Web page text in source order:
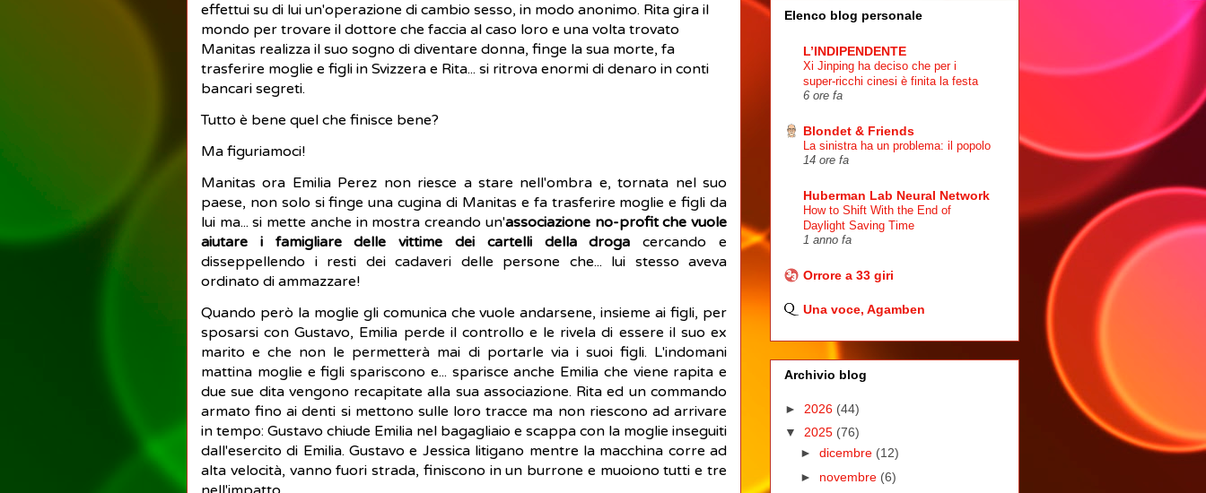
effettui su di lui un'operazione di cambio sesso, in modo anonimo. Rita gira il
mondo per trovare il dottore che faccia al caso loro e una volta trovato
Manitas realizza il suo sogno di diventare donna, finge la sua morte, fa
trasferire moglie e figli in Svizzera e Rita... si ritrova enormi di denaro in conti
bancari segreti.
Tutto è bene quel che finisce bene?
Ma figuriamoci!
Manitas ora Emilia Perez non riesce a stare nell'ombra e, tornata nel suo
paese, non solo si finge una cugina di Manitas e fa trasferire moglie e figli da
lui ma... si mette anche in mostra creando un'associazione no-profit che vuole
aiutare i famigliare delle vittime dei cartelli della droga cercando e
disseppellendo i resti dei cadaveri delle persone che... lui stesso aveva
ordinato di ammazzare!
Quando però la moglie gli comunica che vuole andarsene, insieme ai figli, per
sposarsi con Gustavo, Emilia perde il controllo e le rivela di essere il suo ex
marito e che non le permetterà mai di portarle via i suoi figli. L'indomani
mattina moglie e figli spariscono e... sparisce anche Emilia che viene rapita e
due sue dita vengono recapitate alla sua associazione. Rita ed un commando
armato fino ai denti si mettono sulle loro tracce ma non riescono ad arrivare
in tempo: Gustavo chiude Emilia nel bagagliaio e scappa con la moglie inseguiti
dall'esercito di Emilia. Gustavo e Jessica litigano mentre la macchina corre ad
alta velocità, vanno fuori strada, finiscono in un burrone e muoiono tutti e tre
Elenco blog personale
L’INDIPENDENTE
Xi Jinping ha deciso che per i
super-ricchi cinesi è finita la festa
6 ore fa
Blondet & Friends
La sinistra ha un problema: il popolo
14 ore fa
Huberman Lab Neural Network
How to Shift With the End of
Daylight Saving Time
1 anno fa
Orrore a 33 giri
Una voce, Agamben
Archivio blog
► 2026 (44)
▼ 2025 (76)
► dicembre (12)
► novembre (6)